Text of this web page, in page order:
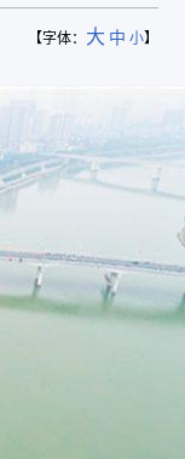
【字体： 大 中 小】